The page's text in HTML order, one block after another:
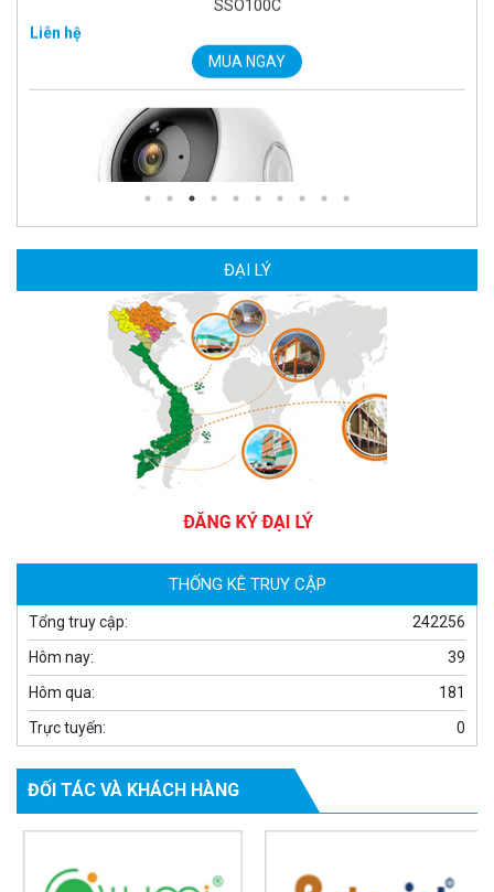
Camera Wifi thông minh EZVIZ H6c Pro 3M 2K Tặng thẻ 64G
MUA NGAY
1.939.000 đ 1.080.000 đ
ĐẠI LÝ
THỐNG KÊ TRUY CẬP
242256
Tổng truy cập:
39
Hôm nay:
181
Hôm qua:
0
Trực tuyến:
ĐỐI TÁC VÀ KHÁCH HÀNG